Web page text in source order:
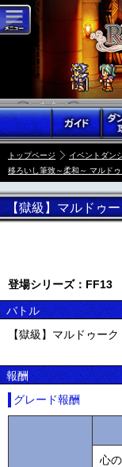
トップページ イベントダン
移ろいし筆致～柔和～ マルドゥ
【獄級】マルドゥ
登場シリーズ：FF13
バトル
【獄級】マルドゥー
報酬
グレード報酬
心